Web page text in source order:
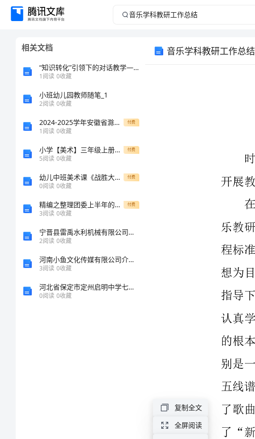
音
相关文档
“知识转化”引领下的对话教学——以《文化生活》“加强思想道德建设”教学为例
1阅读 0收藏
小班幼儿园教师随笔_1
2阅读 0收藏
2024-2025学年安徽省滁州西城区中学高二生物学第一学期期末统考试题含解析 付费
1阅读 0收藏
小学【美术】三年级上册全册教学设计 付费
5阅读 0收藏
幼儿中班美术课《战胜大灰狼》教案 付费
0阅读 0收藏
精编之整理团委上半年的工作总结工作总结团委 付费
3阅读 0收藏
宁晋县雷禹水利机械有限公司介绍企业发展分析报告
2阅读 0收藏
河南小鱼文化传媒有限公司介绍企业发展分析报告
3阅读 0收藏
河北省保定市定州启明中学七年级历史上册第11课伐无道诛暴秦导学案无答案新人教版
0阅读 0收藏
音乐学科教研工作总结
复制全文
全屏阅读